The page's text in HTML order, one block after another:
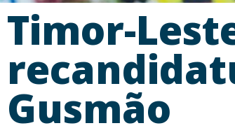
Timor-
Gusmão